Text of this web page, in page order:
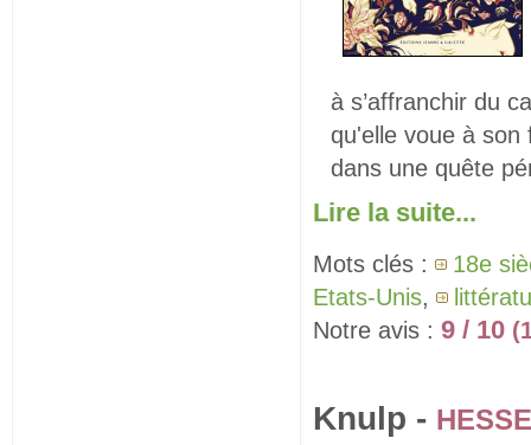
à s’affranchir du
qu'elle voue à son
dans une quête
Lire la suite...
Mots clés :
18e
Etats-Unis,
Notre avis : 9 / 10
Knulp -